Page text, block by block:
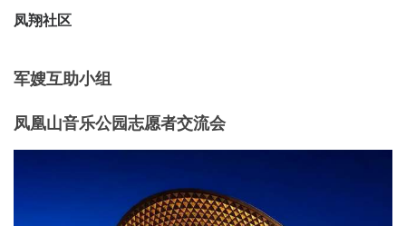
凤翔社区
军嫂互助小组
凤凰山音乐公园志愿者交流会